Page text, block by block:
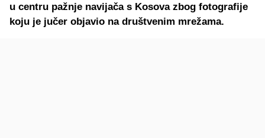
u centru pažnje navijača s Kosova zbog fotografije
koju je jučer objavio na društvenim mrežama.